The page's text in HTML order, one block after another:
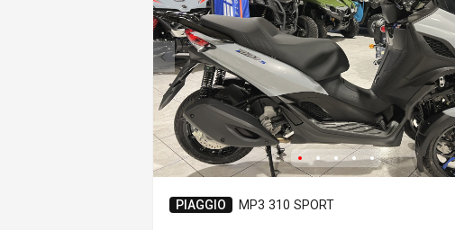
PIAGGIO MP3 310 SPORT